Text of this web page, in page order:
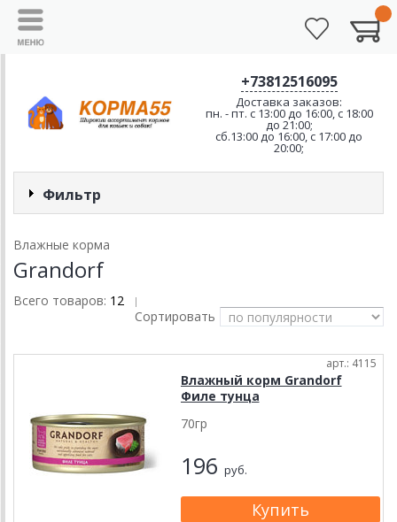
+73812516095
Доставка заказов:
пн. - пт. с 13:00 до 16:00, с 18:00
до 21:00;
сб.13:00 до 16:00, с 17:00 до
20:00;
Фильтр
Влажные корма
Grandorf
Всего товаров: 12 |
Сортировать
арт.: 4115
Влажный корм Grandorf
Филе тунца
70гр
196 руб.